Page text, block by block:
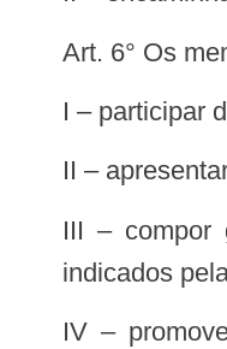
Art. 6° Os
I – participar
II –
III – compor grupos técnicos para analisar temas específicos no âmbito das IST, HIV/aids e das hepatites virais, quando
indicados
IV – promover a discussão e articulação institucional no processo de aperfeiçoamento das políticas de enfrentamento da